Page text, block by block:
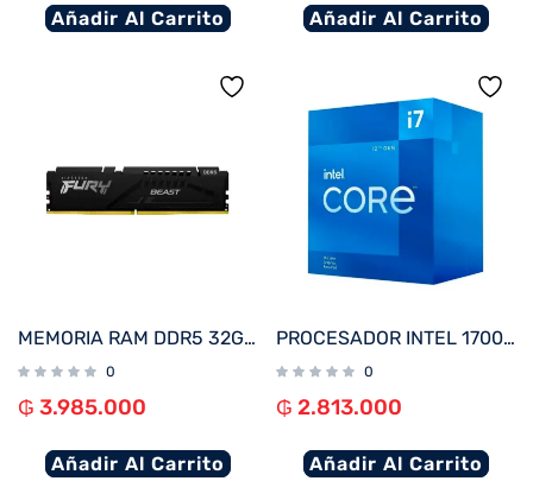
Añadir Al Carrito Añadir Al Carrito
MEMORIA RAM DDR5 32GB 5200 KINGSTON FURY BEAST BK KF552C40BB-32 XMP
0
₲ 3.985.000
Añadir Al Carrito
PROCESADOR INTEL 1700 CORE I7-12700F 2.7GHZ/25MB C/COOL BX8071512700F
0
₲ 2.813.000
Añadir Al Carrito